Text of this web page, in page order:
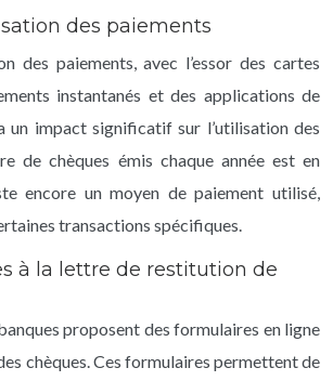
des paiements
des paiements, avec l’essor des cartes
instantanés et des applications de
un impact significatif sur l’utilisation des
de chèques émis chaque année est en
encore un moyen de paiement utilisé,
transactions spécifiques.
à la lettre de restitution de
proposent des formulaires en ligne
chèques. Ces formulaires permettent de